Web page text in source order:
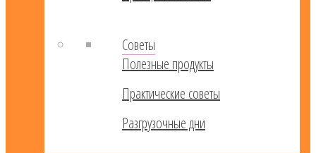
Советы
Полезные продукты
Практические советы
Разгрузочные дни